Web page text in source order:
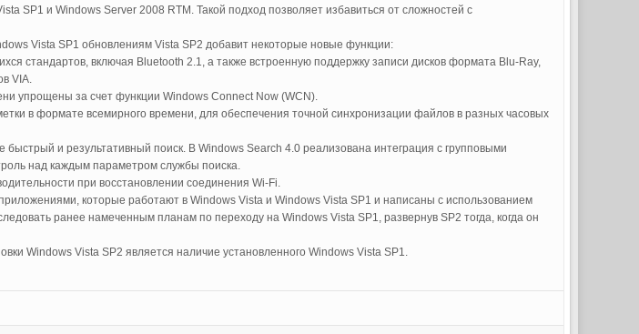
SP1 и Windows Server 2008 RTM. Такой подход позволяет избавиться от сложностей с
Vista SP1 обновлениям Vista SP2 добавит некоторые новые функции:
стандартов, включая Bluetooth 2.1, а также встроенную поддержку записи дисков формата Blu-Ray,
VIA.
упрощены за счет функции Windows Connect Now (WCN).
в формате всемирного времени, для обеспечения точной синхронизации файлов в разных часовых
и результативный поиск. В Windows Search 4.0 реализована интеграция с групповыми
над каждым параметром службы поиска.
при восстановлении соединения Wi-Fi.
которые работают в Windows Vista и Windows Vista SP1 и написаны с использованием
ранее намеченным планам по переходу на Windows Vista SP1, развернув SP2 тогда, когда он
Windows Vista SP2 является наличие установленного Windows Vista SP1.